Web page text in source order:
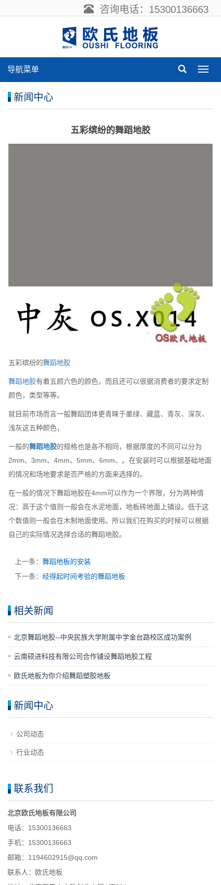
咨询电话：15300136663
导
导航菜单
新闻中心
五彩缤纷的舞蹈地胶
五彩缤纷的舞蹈地胶
舞蹈地胶有着五颜六色的颜色，而且还可以很据消费者的要求定制
颜色，类型等等。
就目前市场而言一般舞蹈团体更青睐于墨绿、藏蓝、青灰、深灰、
浅灰这五种颜色，
一般的舞蹈地胶的规格也是各不相同，根据厚度的不同可以分为
2mm、3mm、4mm、5mm、6mm、。在安装时可以根据基础地面
的情况和场地要求是否严格的方面来选择的。
在一般的情况下舞蹈地胶在4mm可以作为一个界限，分为两种情
况：高于这个值则一般会在水泥地面，地板砖地面上铺设。低于这
个数值则一般会在木制地面使用。所以我们在购买的时候可以根据
自己的实际情况选择合适的舞蹈地胶。
上一条： 舞蹈地板的安装
下一条： 经得起时间考验的舞蹈地板
相关新闻
​北京舞蹈地胶--中央民族大学附属中学金台路校区成功案例
云南硕进科技有限公司合作铺设舞蹈地胶工程
欧氏地板为你介绍舞蹈塑胶地板
新闻中心
公司动态
行业动态
联系我们
北京欧氏地板有限公司
电话：15300136663
手机：15300136663
邮箱：1194602915@qq.com
联系人：欧氏地板